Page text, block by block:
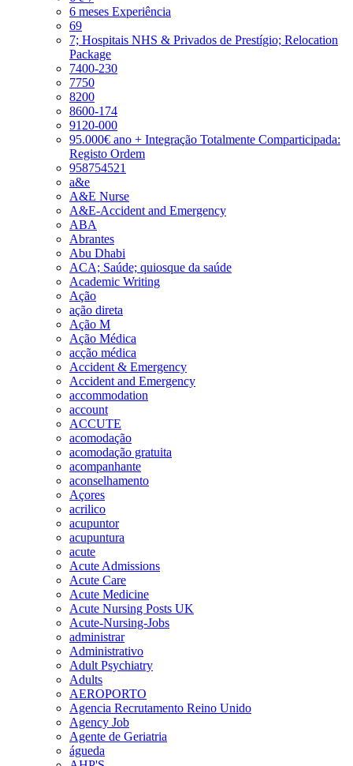
6 meses Experiência
69
7; Hospitais NHS & Privados de Prestígio; Relocation
Package
7400-230
7750
8200
8600-174
9120-000
95.000€ ano + Integração Totalmente Comparticipada:
Registo Ordem
958754521
a&e
A&E Nurse
A&E-Accident and Emergency
ABA
Abrantes
Abu Dhabi
ACA; Saúde; quiosque da saúde
Academic Writing
Ação
ação direta
Ação M
Ação Médica
acção médica
Accident & Emergency
Accident and Emergency
accommodation
account
ACCUTE
acomodação
acomodação gratuita
acompanhante
aconselhamento
Açores
acrilico
acupuntor
acupuntura
acute
Acute Admissions
Acute Care
Acute Medicine
Acute Nursing Posts UK
Acute-Nursing-Jobs
administrar
Administrativo
Adult Psychiatry
Adults
AEROPORTO
Agencia Recrutamento Reino Unido
Agency Job
Agente de Geriatria
águeda